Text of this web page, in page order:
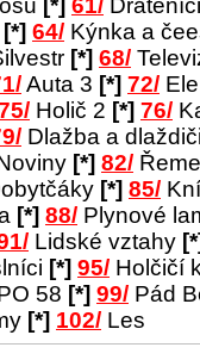
[*] 61/
[*] 64/ Kýnka a
[*] 68/
Auta 3 [*] 72/
Holič 2 [*] 76/
Dlažba a
[*] 82/
[*] 85/
[*] 88/ Plynové
Lidské vztahy
[*] 95/ Holčičí
58 [*] 99/ Pád
[*] 102/ Les